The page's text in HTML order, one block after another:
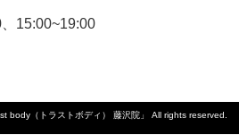
15:00~19:00
body（トラストボディ） 藤沢院」 All rights reserved.